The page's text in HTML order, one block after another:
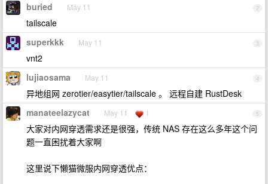
2
buried May 11
tailscale
3
superkkk May 11
vnt2
4
lujiaosama May 11
异地组网 zerotier/easytier/tailscale 。 远程自建 RustDesk
5
manateelazycat May 11 1
大家对内网穿透需求还是很强，传统 NAS 存在这么多年这个问
题一直困扰着大家啊
这里说下懒猫微服内网穿透优点：